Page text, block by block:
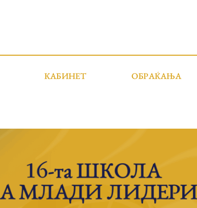
КАБИНЕТ ОБРАЌАЊА